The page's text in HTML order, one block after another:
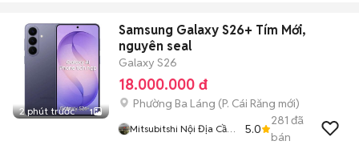
2 phút trước 1
Samsung Galaxy S26+ Tím Mới,
nguyên seal
Galaxy S26
18.000.000 đ
Phường Ba Láng (P. Cái Răng mới)
Mitsubitshi Nội Địa Cần
5.0
281 đã
bán